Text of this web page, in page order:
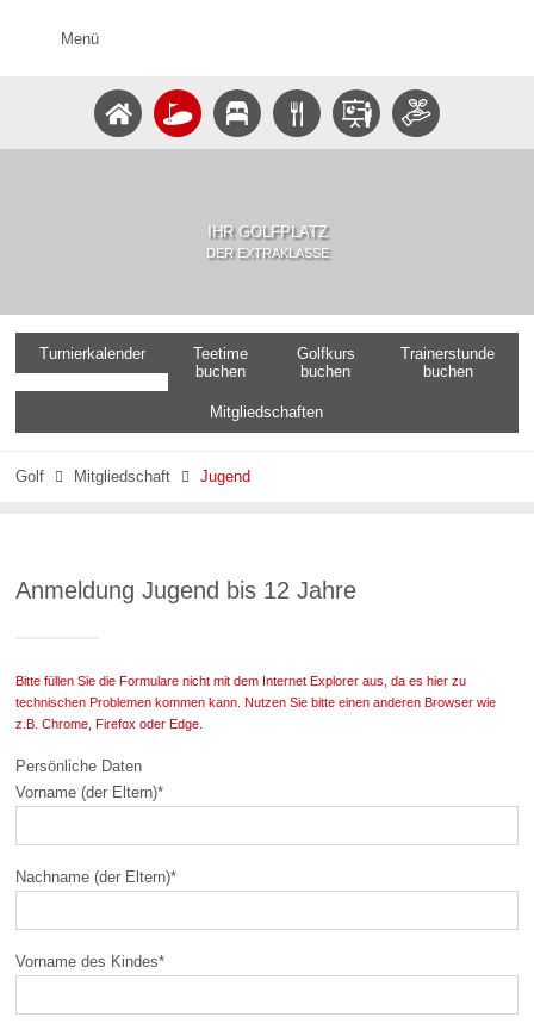
Menü
IHR GOLFPLATZ
DER EXTRAKLASSE
Turnierkalender
Teetime
buchen
Golfkurs
buchen
Trainerstunde
buchen
Mitgliedschaften
Golf  Mitgliedschaft  Jugend
Anmeldung Jugend bis 12 Jahre
Bitte füllen Sie die Formulare nicht mit dem Internet Explorer aus, da es hier zu
technischen Problemen kommen kann. Nutzen Sie bitte einen anderen Browser wie
z.B. Chrome, Firefox oder Edge.
Persönliche Daten
Vorname (der Eltern)*
Nachname (der Eltern)*
Vorname des Kindes*